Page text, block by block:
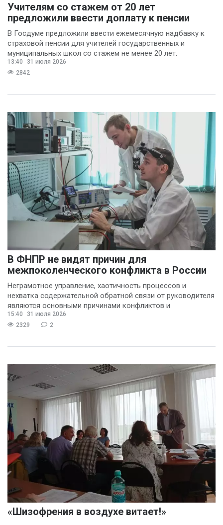
Учителям со стажем от 20 лет
предложили ввести доплату к пенсии
В Госдуме предложили ввести ежемесячную надбавку к
страховой пенсии для учителей государственных и
муниципальных школ со стажем не менее 20 лет.
13:40
31 июля 2026
2842
В ФНПР не видят причин для
межпоколенческого конфликта в России
Неграмотное управление, хаотичность процессов и
нехватка содержательной обратной связи от руководителя
являются основными причинами конфликтов и
раздражения в
15:40
31 июля 2026
2329
2
«Шизофрения в воздухе витает!»